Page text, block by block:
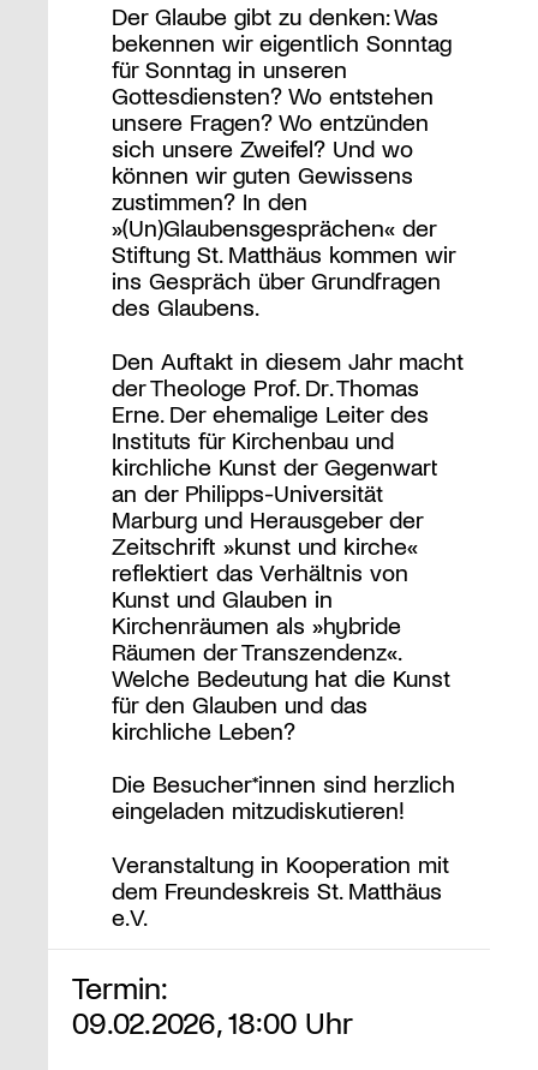
Der Glaube gibt zu denken: Was
bekennen wir eigentlich Sonntag
für Sonntag in unseren
Gottesdiensten? Wo entstehen
unsere Fragen? Wo entzünden
sich unsere Zweifel? Und wo
können wir guten Gewissens
zustimmen? In den
»(Un)Glaubensgesprächen« der
Stiftung St. Matthäus kommen wir
ins Gespräch über Grundfragen
des Glaubens.
Den Auftakt in diesem Jahr macht
der Theologe Prof. Dr. Thomas
Erne. Der ehemalige Leiter des
Instituts für Kirchenbau und
kirchliche Kunst der Gegenwart
an der Philipps-Universität
Marburg und Herausgeber der
Zeitschrift »kunst und kirche«
reflektiert das Verhältnis von
Kunst und Glauben in
Kirchenräumen als »hybride
Räumen der Transzendenz«.
Welche Bedeutung hat die Kunst
für den Glauben und das
kirchliche Leben?
Die Besucher*innen sind herzlich
eingeladen mitzudiskutieren!
Veranstaltung in Kooperation mit
dem Freundeskreis St. Matthäus
e.V.
Termin:
09.02.2026, 18:00 Uhr